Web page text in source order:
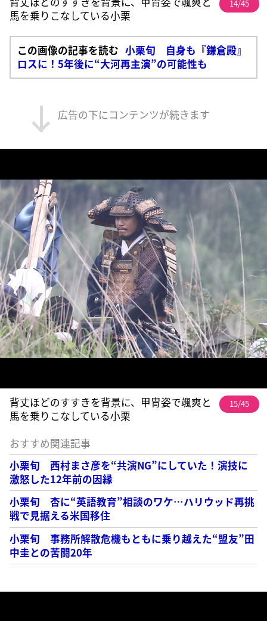
馬を乗りこなしている小栗
14/45
この画像の記事を読む 小栗旬 自身も『鎌倉殿』
ロスに！5年後に“大河再主演”の可能性も
広告の下にコンテンツが続きます
背丈ほどのすすきを背景に、甲冑姿で颯爽と
馬を乗りこなしている小栗
15/45
おすすめ関連記事
小栗旬 西村まさ彦を“共演NG”にしていた！演技に
激怒した12年前の因縁
小栗旬 杏に“英語教育”相談のワケ…ハリウッド再挑
戦で見据える米国移住
小栗旬 事務所解散危機もともに乗り越えた“盟友”田
中圭との苦闘20年